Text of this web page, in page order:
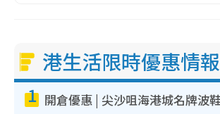
港生活限時優惠情報
1